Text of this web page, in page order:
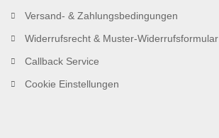
Versand- & Zahlungsbedingungen
Widerrufsrecht & Muster-Widerrufsformular
Callback Service
Cookie Einstellungen